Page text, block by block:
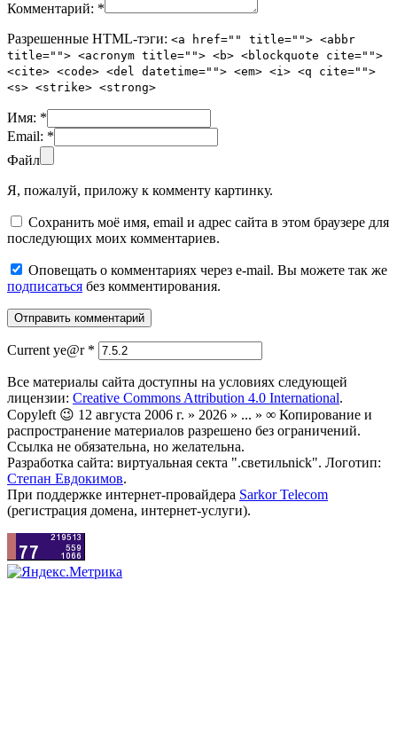
Комментарий: *
Разрешенные HTML-тэги: <a href="" title=""> <abbr
title=""> <acronym title=""> <b> <blockquote cite="">
<cite> <code> <del datetime=""> <em> <i> <q cite="">
<s> <strike> <strong>
Имя: *
Email: *
Файл
Я, пожалуй, приложу к комменту картинку.
Сохранить моё имя, email и адрес сайта в этом браузере для
последующих моих комментариев.
Оповещать о комментариях через e-mail. Вы можете так же
подписаться без комментирования.
Current ye@r *
Все материалы сайта доступны на условиях следующей
лицензии: Creative Commons Attribution 4.0 International.
Copyleft 😉 12 августа 2006 г. » 2026 » ... » ∞ Копирование и
распространение материалов разрешено без ограничений.
Ссылка не обязательна, но желательна.
Разработка сайта: виртуальная секта ".светильnick". Логотип:
Степан Евдокимов.
При поддержке интернет-провайдера Sarkor Telecom
(регистрация домена, интернет-услуги).